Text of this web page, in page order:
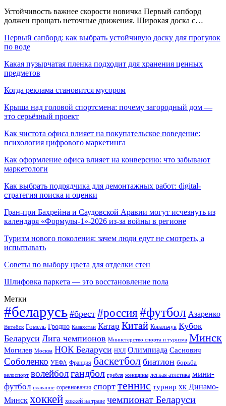
Устойчивость важнее скорости новичка Первый сапборд
должен прощать неточные движения. Широкая доска с…
Первый сапборд: как выбрать устойчивую доску для прогулок
по воде
Какая пузырчатая пленка подходит для хранения ценных
предметов
Когда реклама становится мусором
Крыша над головой спортсмена: почему загородный дом —
это серьёзный проект
Как чистота офиса влияет на покупательское поведение:
психология цифрового маркетинга
Как оформление офиса влияет на конверсию: что забывают
маркетологи
Как выбрать подрядчика для демонтажных работ: digital-
стратегия поиска и оценки
Гран-при Бахрейна и Саудовской Аравии могут исчезнуть из
календаря «Формулы-1»-2026 из-за войны в регионе
Туризм нового поколения: зачем люди едут не смотреть, а
испытывать
Советы по выбору цвета для отделки стен
Шлифовка паркета — это восстановление пола
Метки
#беларусь #брест #россия#футбол Азаренко
Витебск Гомель Гродно Казахстан Катар Китай Ковальчук Кубок
Беларуси Лига чемпионов Министерство спорта и туризма Минск
Могилев Москва НОК Беларуси НХЛ Олимпиада Саснович
Соболенко УЕФА Франция баскетбол биатлон борьба
велоспорт волейболгандбол гребля женщины легкая атлетика мини-
футбол плавание соревнования спорт теннис турнир хк Динамо-
Минск хоккей хоккей на траве чемпионат Беларуси